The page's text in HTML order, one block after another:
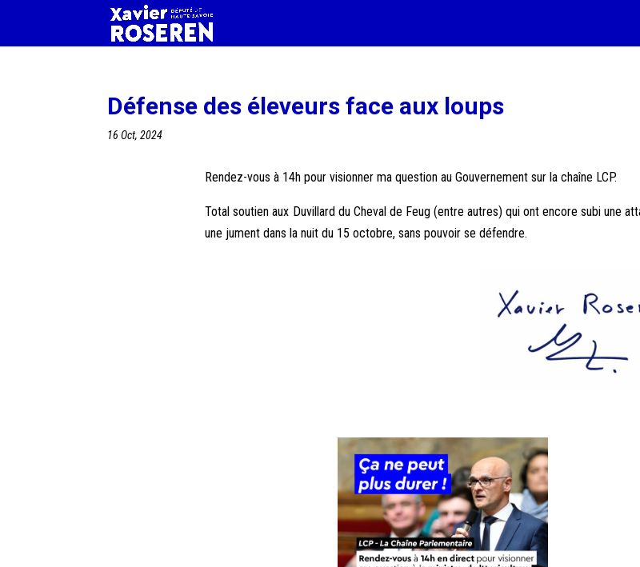
Défense des éleveurs face aux loups
16 Oct, 2024
Rendez-vous à 14h pour visionner ma question auGouvernement sur la chaîne LCP.
Total soutien aux Duvillard du Cheval de Feug(entre autres) qui ont encore subi une
une jument dans la nuit du 15 octobre, sans pouvoir se défendre.